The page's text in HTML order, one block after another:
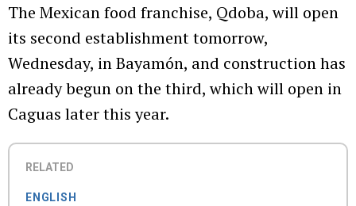
The Mexican food franchise, Qdoba, will open
its second establishment tomorrow,
Wednesday, in Bayamón, and construction has
already begun on the third, which will open in
Caguas later this year.
RELATED
ENGLISH